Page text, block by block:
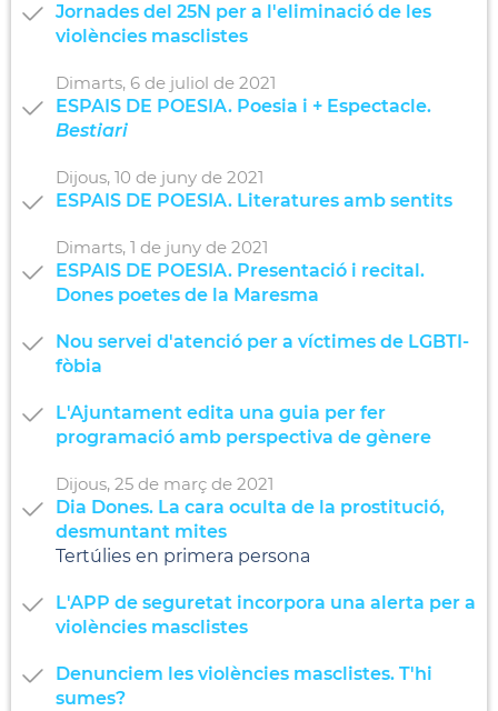
Jornades del 25N per a l'eliminació de les
violències masclistes
Dimarts, 6 de juliol de 2021
ESPAIS DE POESIA. Poesia i + Espectacle.
Bestiari
Dijous, 10 de juny de 2021
ESPAIS DE POESIA. Literatures amb sentits
Dimarts, 1 de juny de 2021
ESPAIS DE POESIA. Presentació i recital.
Dones poetes de la Maresma
Nou servei d'atenció per a víctimes de LGBTI-
fòbia
L'Ajuntament edita una guia per fer
programació amb perspectiva de gènere
Dijous, 25 de març de 2021
Dia Dones. La cara oculta de la prostitució,
desmuntant mites
Tertúlies en primera persona
L'APP de seguretat incorpora una alerta per a
violències masclistes
Denunciem les violències masclistes. T'hi
sumes?